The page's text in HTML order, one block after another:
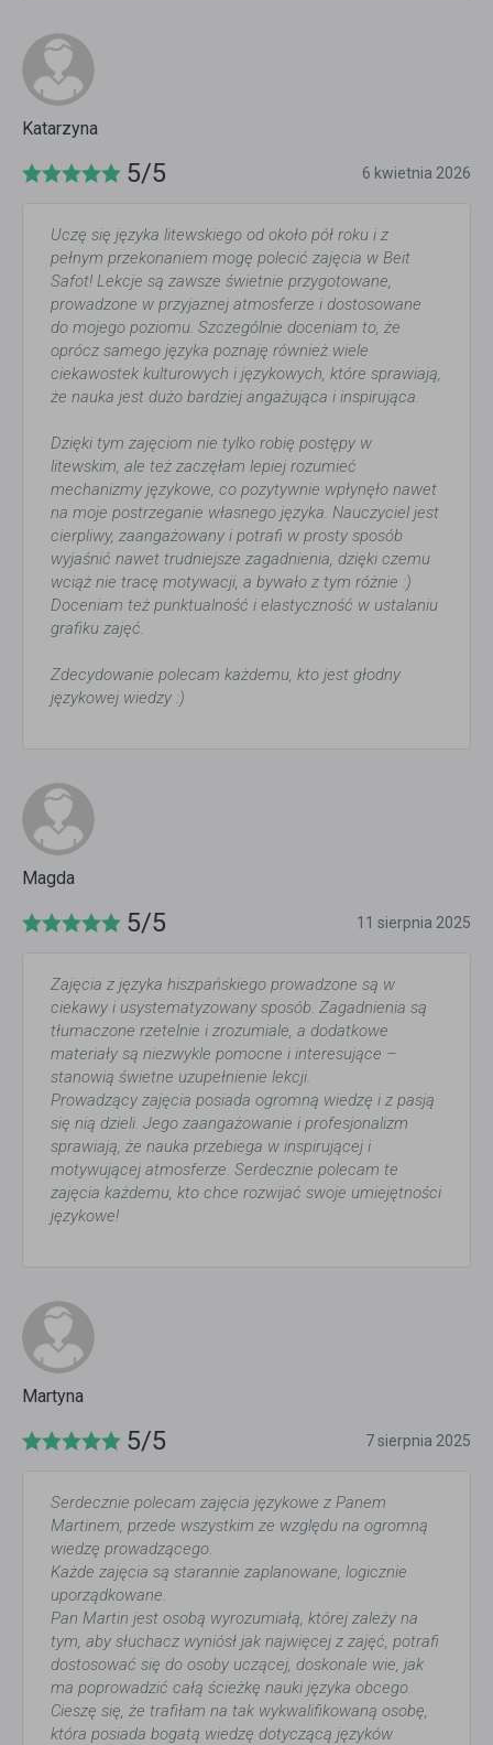
Katarzyna
5/5 6 kwietnia 2026
Uczę się języka litewskiego od około pół roku i z
pełnym przekonaniem mogę polecić zajęcia w Beit
Safot! Lekcje są zawsze świetnie przygotowane,
prowadzone w przyjaznej atmosferze i dostosowane
do mojego poziomu. Szczególnie doceniam to, że
oprócz samego języka poznaję również wiele
ciekawostek kulturowych i językowych, które sprawiają,
że nauka jest dużo bardziej angażująca i inspirująca.
Dzięki tym zajęciom nie tylko robię postępy w
litewskim, ale też zaczęłam lepiej rozumieć
mechanizmy językowe, co pozytywnie wpłynęło nawet
na moje postrzeganie własnego języka. Nauczyciel jest
cierpliwy, zaangażowany i potrafi w prosty sposób
wyjaśnić nawet trudniejsze zagadnienia, dzięki czemu
wciąż nie tracę motywacji, a bywało z tym różnie :)
Doceniam też punktualność i elastyczność w ustalaniu
grafiku zajęć.
Zdecydowanie polecam każdemu, kto jest głodny
językowej wiedzy :)
Magda
5/5 11 sierpnia 2025
Zajęcia z języka hiszpańskiego prowadzone są w
ciekawy i usystematyzowany sposób. Zagadnienia są
tłumaczone rzetelnie i zrozumiale, a dodatkowe
materiały są niezwykle pomocne i interesujące –
stanowią świetne uzupełnienie lekcji.
Prowadzący zajęcia posiada ogromną wiedzę i z pasją
się nią dzieli. Jego zaangażowanie i profesjonalizm
sprawiają, że nauka przebiega w inspirującej i
motywującej atmosferze. Serdecznie polecam te
zajęcia każdemu, kto chce rozwijać swoje umiejętności
językowe!
Martyna
5/5 7 sierpnia 2025
Serdecznie polecam zajęcia językowe z Panem
Martinem, przede wszystkim ze względu na ogromną
wiedzę prowadzącego.
Każde zajęcia są starannie zaplanowane, logicznie
uporządkowane.
Pan Martin jest osobą wyrozumiałą, której zależy na
tym, aby słuchacz wyniósł jak najwięcej z zajęć, potrafi
dostosować się do osoby uczącej, doskonale wie, jak
ma poprowadzić całą ścieżkę nauki języka obcego.
Cieszę się, że trafiłam na tak wykwalifikowaną osobę,
która posiada bogatą wiedzę dotyczącą języków